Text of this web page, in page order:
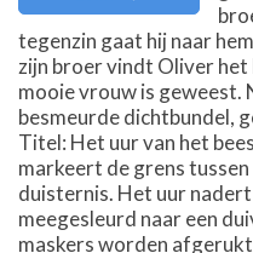
tegenzin gaat hij naar
zijn broer vindt Oliver het
mooie vrouw is geweest.
besmeurde dichtbundel,
Titel: Het uur van het
markeert de grens
duisternis. Het uur
meegesleurd naar een
maskers worden